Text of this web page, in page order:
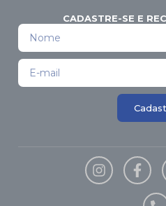
CADASTRE-SE E